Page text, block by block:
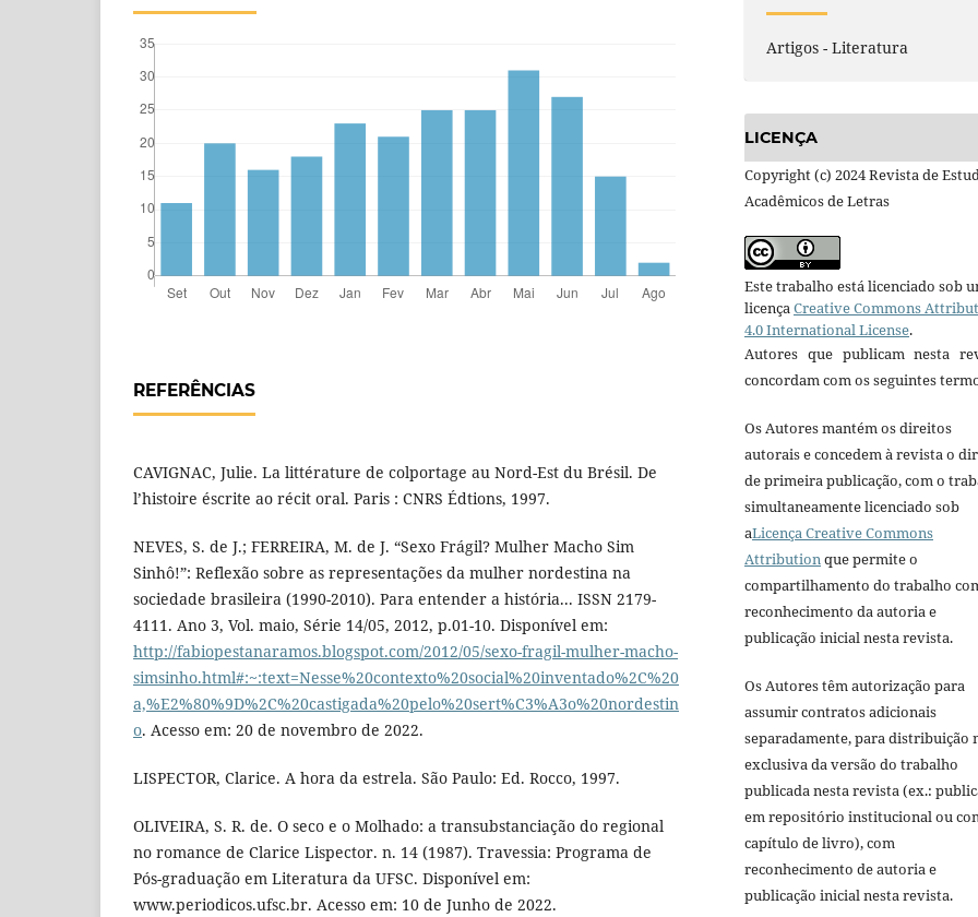
REFERÊNCIAS
CAVIGNAC, Julie. La littérature de colportage au Nord-Est du Brésil. De
l’histoire éscrite ao récit oral. Paris : CNRS Édtions, 1997.
NEVES, S. de J.; FERREIRA, M. de J. “Sexo Frágil? Mulher Macho Sim
Sinhô!”: Reflexão sobre as representações da mulher nordestina na
sociedade brasileira (1990-2010). Para entender a história... ISSN 2179-
4111. Ano 3, Vol. maio, Série 14/05, 2012, p.01-10. Disponível em:
http://fabiopestanaramos.blogspot.com/2012/05/sexo-fragil-mulher-macho-
simsinho.html#:~:text=Nesse%20contexto%20social%20inventado%2C%20
a,%E2%80%9D%2C%20castigada%20pelo%20sert%C3%A3o%20nordestin
o. Acesso em: 20 de novembro de 2022.
LISPECTOR, Clarice. A hora da estrela. São Paulo: Ed. Rocco, 1997.
OLIVEIRA, S. R. de. O seco e o Molhado: a transubstanciação do regional
no romance de Clarice Lispector. n. 14 (1987). Travessia: Programa de
Pós-graduação em Literatura da UFSC. Disponível em:
www.periodicos.ufsc.br. Acesso em: 10 de Junho de 2022.
Artigos - Literatura
LICENÇA
Copyright (c) 2024 Revista de
Acadêmicos de Letras
Este trabalho está licenciado sob
licençaCreative Commons
4.0 International License.
Autores que publicam nesta
concordam com os seguintes
Os Autores mantém os direitos
autorais e concedem à revista o
de primeira publicação, com o
simultaneamente licenciado sob
aLicença Creative Commons
Attributionque permite o
compartilhamento do trabalho
reconhecimento da autoria e
publicação inicial nesta revista.
Os Autores têm autorização para
assumir contratos adicionais
separadamente, para distribuição
exclusiva da versão do trabalho
publicada nesta revista (ex.:
em repositório institucional ou
capítulo de livro), com
reconhecimento de autoria e
publicação inicial nesta revista.